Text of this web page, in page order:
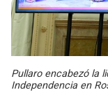
Pullaro encabezó la
Independencia en